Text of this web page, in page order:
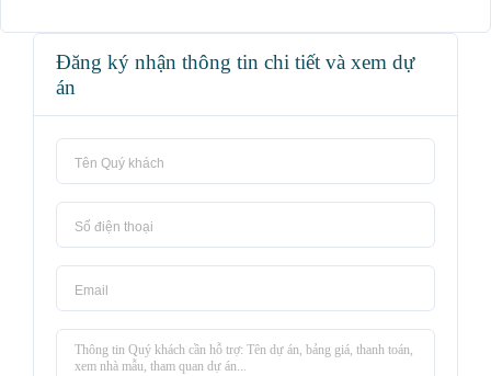
Đăng ký nhận thông tin chi tiết và xem dự
án